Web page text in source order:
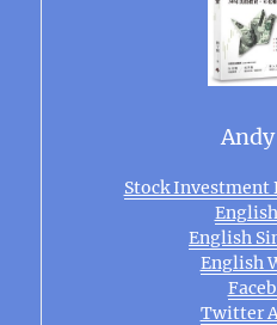
Stock Investment
English
English
Twitter